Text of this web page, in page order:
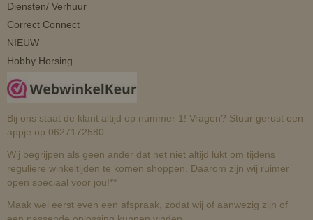
Diensten/ Verhuur
Correct Connect
NIEUW
Hobby Horsing
Bij ons staat de klant altijd op nummer 1! Vragen? Stuur gerust een
appje op 0627172580
Wij begrijpen als geen ander dat het niet altijd lukt om tijdens
reguliere winkeltijden te komen shoppen. Daarom zijn wij ruimer
open speciaal voor jou!**
Maak wel eerst even een afspraak, zodat wij of aanwezig zijn of